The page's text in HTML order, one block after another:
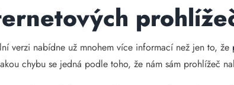
verzi nabídne už mnohem více informací než jen to, že
chybu se jedná podle toho, že nám sám prohlížeč